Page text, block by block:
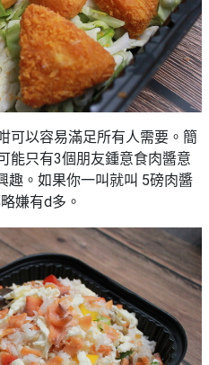
可以容易滿足所有人需要。簡
能只有3個朋友鍾意食肉醬意
趣。如果你一叫就叫 5磅肉醬
嫌有d多。